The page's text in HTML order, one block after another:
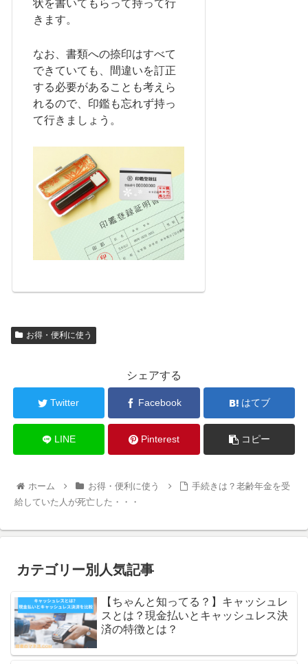
状を書いてもらって持って行
きます。
なお、書類への捺印はすべて
できていても、間違いを訂正
する必要があることも考えら
れるので、印鑑も忘れず持っ
て行きましょう。
お得・便利に使う
シェアする
Twitter Facebook はてブ
LINE Pinterest コピー
ホーム お得・便利に使う
手続きは？老齢年金を受
給していた人が死亡した・・・
カテゴリー別人気記事
【ちゃんと知ってる？】キャッシュレ
スとは？現金払いとキャッシュレス決
済の特徴とは？